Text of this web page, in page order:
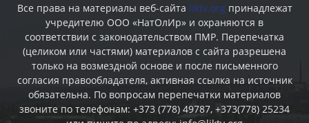
Все права на материалы веб-сайта liktv.org принадлежат
учредителю ООО «НатОлИр» и охраняются в
соответствии с законодательством ПМР. Перепечатка
(целиком или частями) материалов c сайта разрешена
только на возмездной основе и после письменного
согласия правообладателя, активная ссылка на источник
обязательна. По вопросам перепечатки материалов
звоните по телефонам: +373 (778) 49787, +373(778) 25234